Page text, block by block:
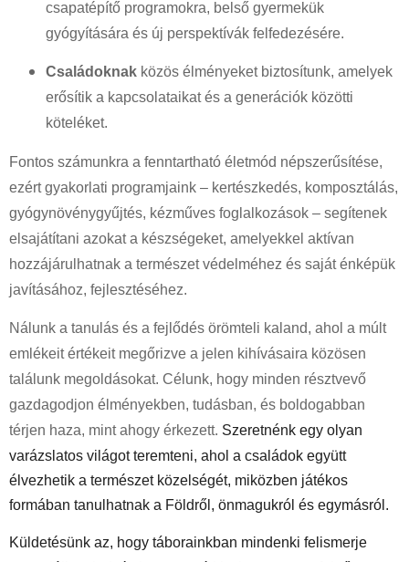
csapatépítő programokra, belső gyermekük
gyógyítására és új perspektívák felfedezésére.
Családoknak közös élményeket biztosítunk, amelyek
erősítik a kapcsolataikat és a generációk közötti
köteléket.
Fontos számunkra a fenntartható életmód népszerűsítése,
ezért gyakorlati programjaink – kertészkedés, komposztálás,
gyógynövénygyűjtés, kézműves foglalkozások – segítenek
elsajátítani azokat a készségeket, amelyekkel aktívan
hozzájárulhatnak a természet védelméhez és saját énképük
javításához, fejlesztéséhez.
Nálunk a tanulás és a fejlődés örömteli kaland, ahol a múlt
emlékeit értékeit megőrizve a jelen kihívásaira közösen
találunk megoldásokat. Célunk, hogy minden résztvevő
gazdagodjon élményekben, tudásban, és boldogabban
térjen haza, mint ahogy érkezett. Szeretnénk egy olyan
varázslatos világot teremteni, ahol a családok együtt
élvezhetik a természet közelségét, miközben játékos
formában tanulhatnak a Földről, önmagukról és egymásról.
Küldetésünk az, hogy táborainkban mindenki felismerje